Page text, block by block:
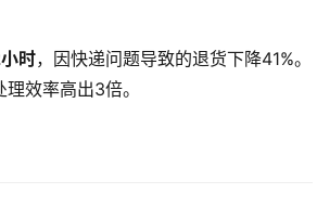
时，因快递问题导致的退货下降41%。
效率高出3倍。